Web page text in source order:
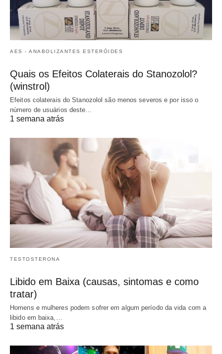
AES - ANABOLIZANTES ESTERÓIDES
Quais os Efeitos Colaterais do Stanozolol?
(winstrol)
Efeitos colaterais do Stanozolol são menos severos e por isso o
número de usuários deste…
1 semana atrás
TESTOSTERONA
Libido em Baixa (causas, sintomas e como
tratar)
Homens e mulheres podem sofrer em algum período da vida com a
libido em baixa,…
1 semana atrás